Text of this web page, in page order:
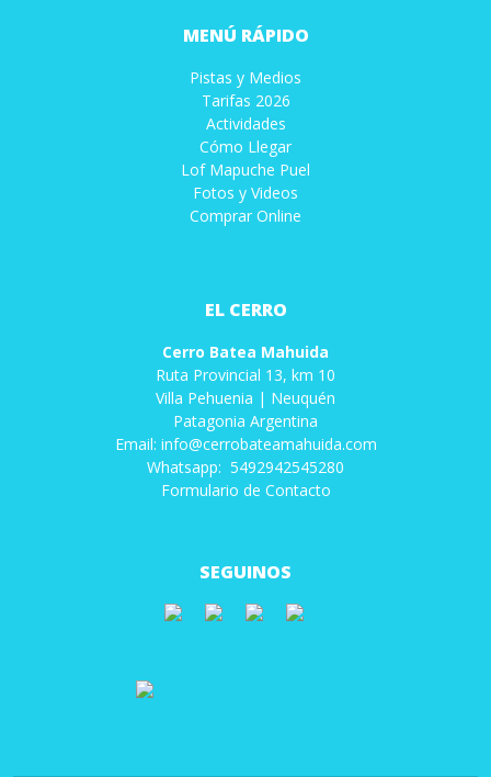
MENÚ RÁPIDO
Pistas y Medios
Tarifas 2026
Actividades
Cómo Llegar
Lof Mapuche Puel
Fotos y Videos
Comprar Online
EL CERRO
Cerro Batea Mahuida
Ruta Provincial 13, km 10
Villa Pehuenia | Neuquén
Patagonia Argentina
Email: info@cerrobateamahuida.com
Whatsapp: 5492942545280
Formulario de Contacto
SEGUINOS